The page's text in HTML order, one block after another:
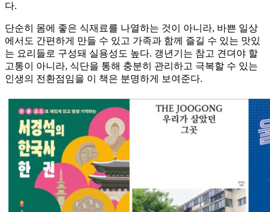
다.
단순히 몸에 좋은 식재료를 나열하는 것이 아니라, 바쁜 일상
에서도 간편하게 만들 수 있고 가족과 함께 즐길 수 있는 맛있
는 요리들로 구성돼 실용성도 높다. 갱년기는 참고 견뎌야 할
고통이 아니라, 식단을 통해 충분히 관리하고 극복할 수 있는
인생의 전환점임을 이 책은 분명하게 보여준다.